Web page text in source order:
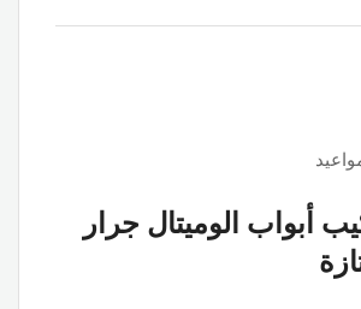
أبواب الوميتال جرار